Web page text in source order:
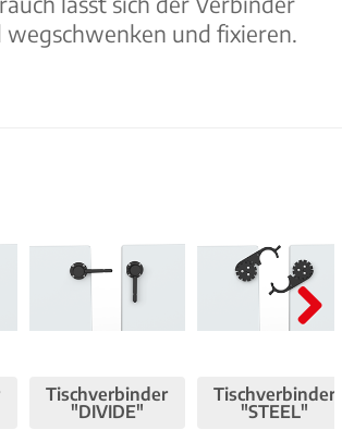
wegschwenken und fixieren.
Tischverbinder
"DIVIDE"
Tischverbinder
"STEEL"